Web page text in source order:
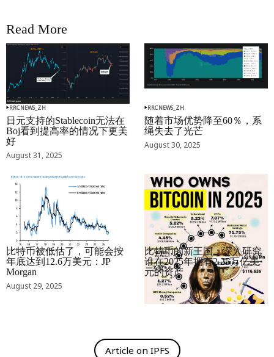
Read More
RRCNEWS_ZH
日元支持的Stablecoin无法在
Boj看到提高率的情况下更美
好
August 31, 2025
RRCNEWS_ZH
随着市场优势降至60％，系
绳失去了光芒
August 30, 2025
RRCNEWS_ZH
比特币被低估了，可能会按
年底达到12.6万美元：JP
Morgan
August 29, 2025
RRCNEWS_ZH
比特币的新王国：深入研究
谁在2025年拥有2.25万亿美
元的资产
August 29, 2025
Article on IPFS